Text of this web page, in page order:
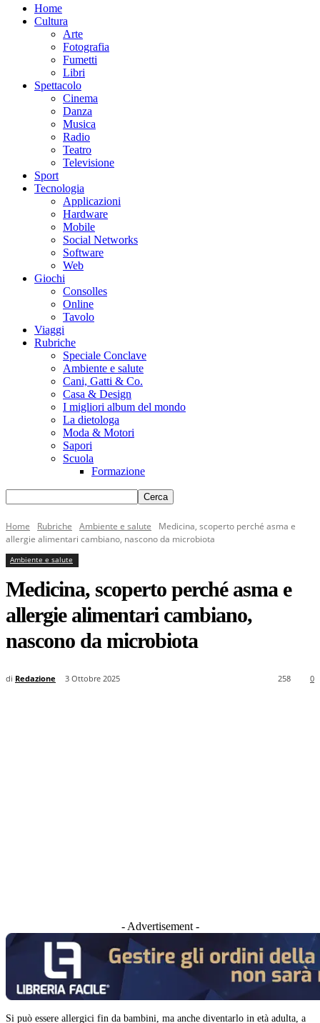
Home
Cultura
Arte
Fotografia
Fumetti
Libri
Spettacolo
Cinema
Danza
Musica
Radio
Teatro
Televisione
Sport
Tecnologia
Applicazioni
Hardware
Mobile
Social Networks
Software
Web
Giochi
Consolles
Online
Tavolo
Viaggi
Rubriche
Speciale Conclave
Ambiente e salute
Cani, Gatti & Co.
Casa & Design
I migliori album del mondo
La dietologa
Moda & Motori
Sapori
Scuola
Formazione
Home Rubriche Ambiente e salute
Medicina, scoperto perché asma e
allergie alimentari cambiano, nascono da microbiota
Ambiente e salute
Medicina, scoperto perché asma e
allergie alimentari cambiano,
nascono da microbiota
di Redazione 3 Ottobre 2025 0
258
- Advertisement -
Si può essere allergici fin da bambini, ma anche diventarlo in età adulta, a